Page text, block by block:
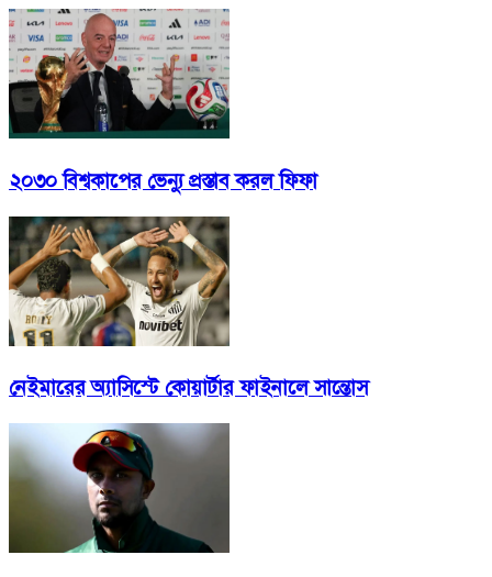
২০৩০ বিশ্বকাপের ভেন্যু প্রস্তাব করল ফিফা
নেইমারের অ্যাসিস্টে কোয়ার্টার ফাইনালে সান্তোস